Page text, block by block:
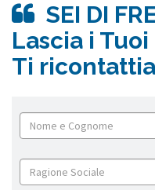
SEI DI
Lascia i
Ti